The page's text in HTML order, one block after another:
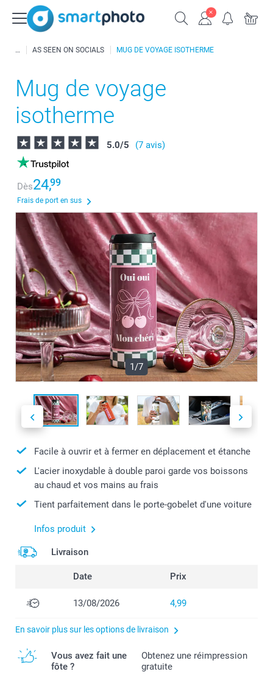
AS SEEN ON SOCIALS MUG DE VOYAGE ISOTHERME
Mug de voyage
isotherme
5.0/5 (7 avis)
Dès24,99
Frais de port en sus
1/7
Facile à ouvrir et à fermer en déplacement et étanche
L'acier inoxydable à double paroi garde vos boissons
au chaud et vos mains au frais
Tient parfaitement dans le porte-gobelet d'une voiture
Infos produit
Livraison
Date Prix
13/08/2026 4,99
En savoir plus sur les options de livraison
Vous avez fait une
fôte ?
Obtenez une réimpression
gratuite